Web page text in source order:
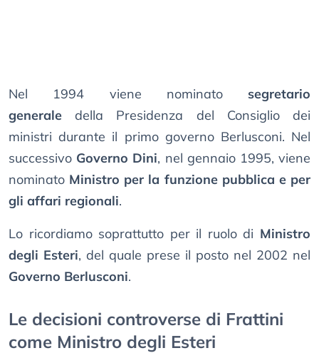
Nel 1994 viene nominato segretario
generale della Presidenza del Consiglio dei
ministri durante il primo governo Berlusconi. Nel
successivo Governo Dini, nel gennaio 1995, viene
nominato Ministro per la funzione pubblica e per
gli affari regionali.
Lo ricordiamo soprattutto per il ruolo di Ministro
degli Esteri, del quale prese il posto nel 2002 nel
Governo Berlusconi.
Le decisioni controverse di Frattini
come Ministro degli Esteri